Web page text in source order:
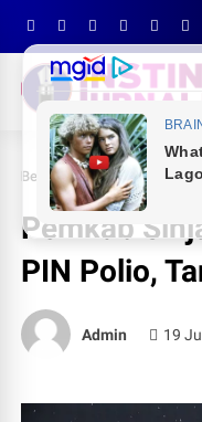
Beranda PEMDA SINJAI
Pemkab
PIN Polio,
Admin 19